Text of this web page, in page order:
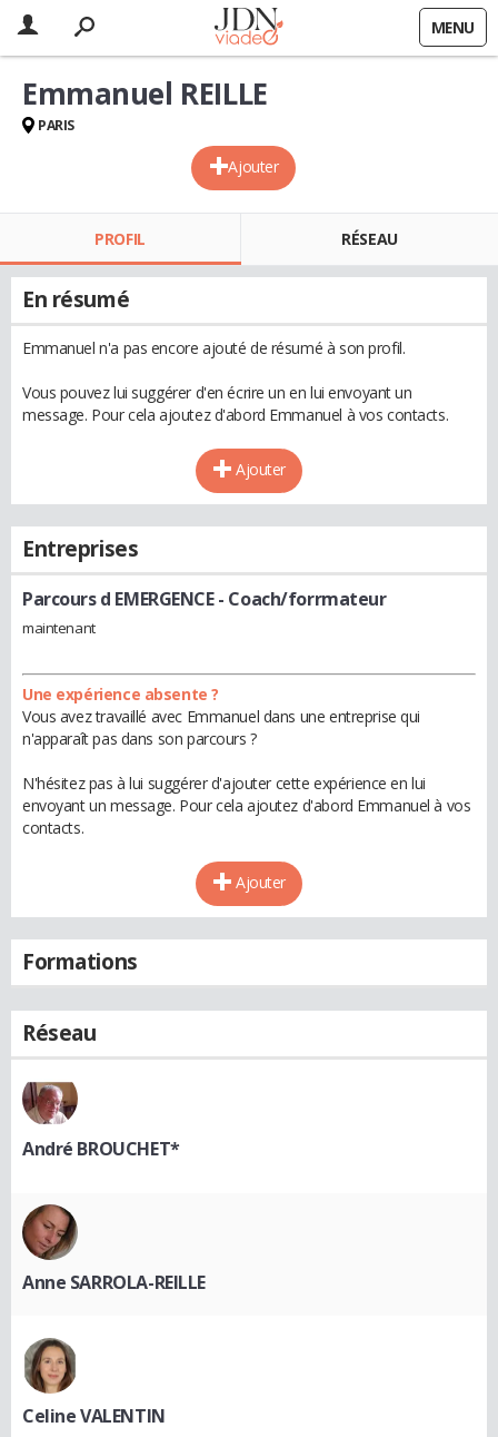
MENU
Ajouter
Emmanuel REILLE
PARIS
PROFIL RÉSEAU
En résumé
Emmanuel n'a pas encore ajouté de résumé à son profil.
Vous pouvez lui suggérer d'en écrire un en lui envoyant un
message. Pour cela ajoutez d'abord Emmanuel à vos contacts.
Ajouter
Entreprises
Parcours d EMERGENCE- Coach/forrmateur
maintenant
Une expérience absente ?
Vous avez travaillé avec Emmanuel dans une entreprise qui
n'apparaît pas dans son parcours ?
N'hésitez pas à lui suggérer d'ajouter cette expérience en lui
envoyant un message. Pour cela ajoutez d'abord Emmanuel à vos
contacts.
Ajouter
Formations
Réseau
André BROUCHET*
Anne SARROLA-REILLE
Celine VALENTIN